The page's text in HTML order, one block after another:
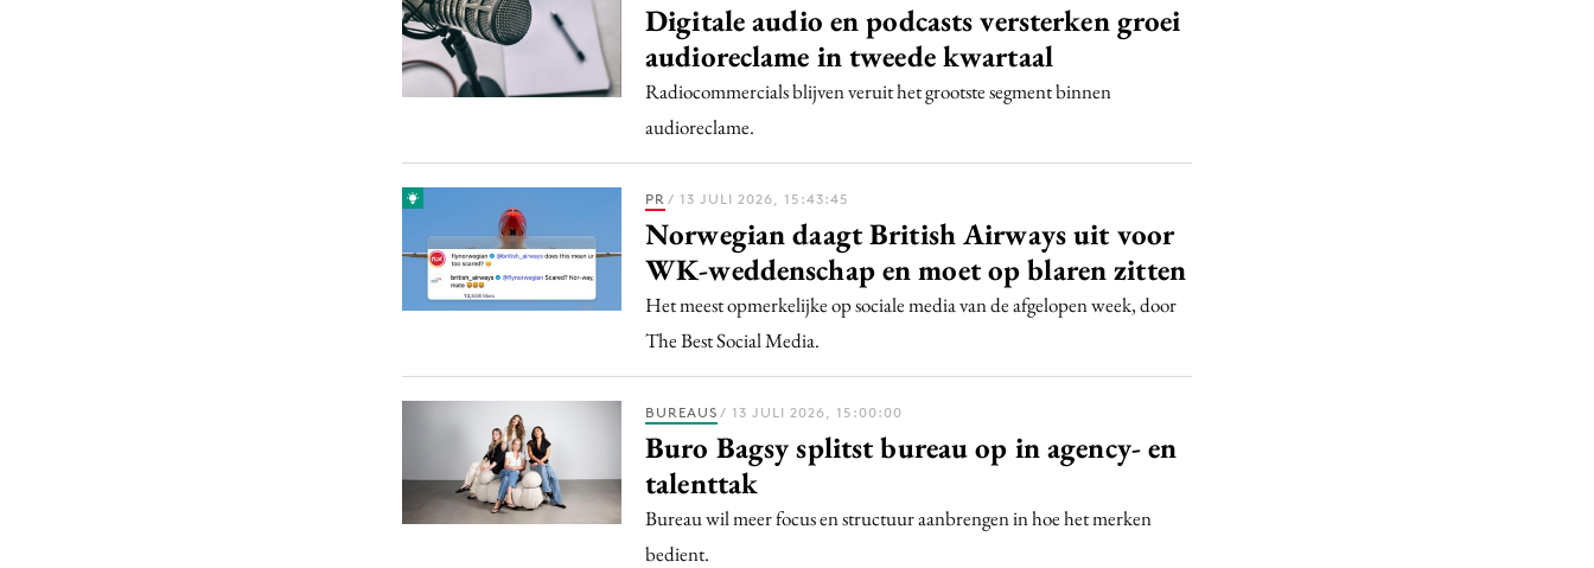
Digitale audio en podcasts versterken groei
audioreclame in tweede kwartaal
Radiocommercials blijven veruit het grootste segment binnen
audioreclame.
PR / 13 JULI 2026, 15:43:45
Norwegian daagt British Airways uit voor
WK-weddenschap en moet op blaren zitten
Het meest opmerkelijke op sociale media van de afgelopen week, door
The Best Social Media.
BUREAUS / 13 JULI 2026, 15:00:00
Buro Bagsy splitst bureau op in agency- en
talenttak
Bureau wil meer focus en structuur aanbrengen in hoe het merken
bedient.